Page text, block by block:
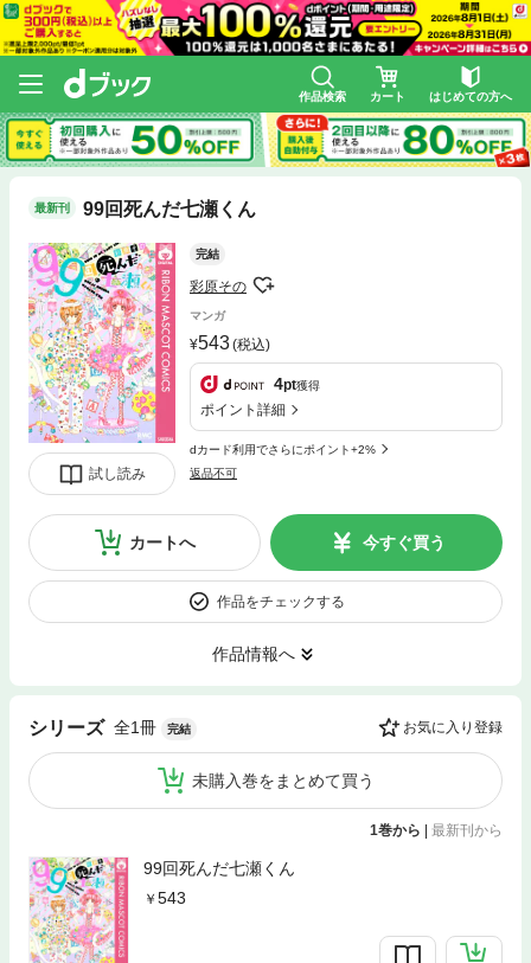
作品検索 カート はじめての方へ
最新刊 99回死んだ七瀬くん
試し読み
完結
彩原その
マンガ
543(税込)
4pt獲得
ポイント詳細
dカード利用でさらにポイント+2%
返品不可
カートへ 今すぐ買う
作品をチェックする
作品情報へ
シリーズ 全1冊 完結 お気に入り登録
未購入巻をまとめて買う
1巻から 最新刊から
99回死んだ七瀬くん
543